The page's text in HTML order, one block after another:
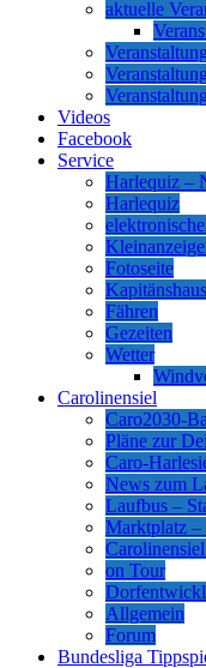
aktuelle
Videos
Facebook
Service
Harlequiz –
Harlequiz
Fotoseite
Fähren
Gezeiten
Wetter
Carolinensiel
Caro2030-
Pläne zur
Caro-
News zum
Laufbus –
Marktplatz –
on Tour
Allgemein
Forum
Bundesliga